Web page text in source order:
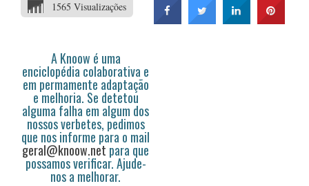
1565 Visualizações
A Knoow é uma
enciclopédia colaborativa e
em permamente adaptação
e melhoria. Se detetou
alguma falha em algum dos
nossos verbetes, pedimos
que nos informe para o mail
geral@knoow.net para que
possamos verificar. Ajude-
nos a melhorar.